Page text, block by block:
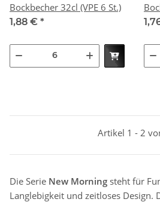
Bockbecher 32cl (VPE 6 St.)
1,88 € *
Artikel 1 - 2
Die Serie New Morning steht für
Langlebigkeit und zeitloses Design.